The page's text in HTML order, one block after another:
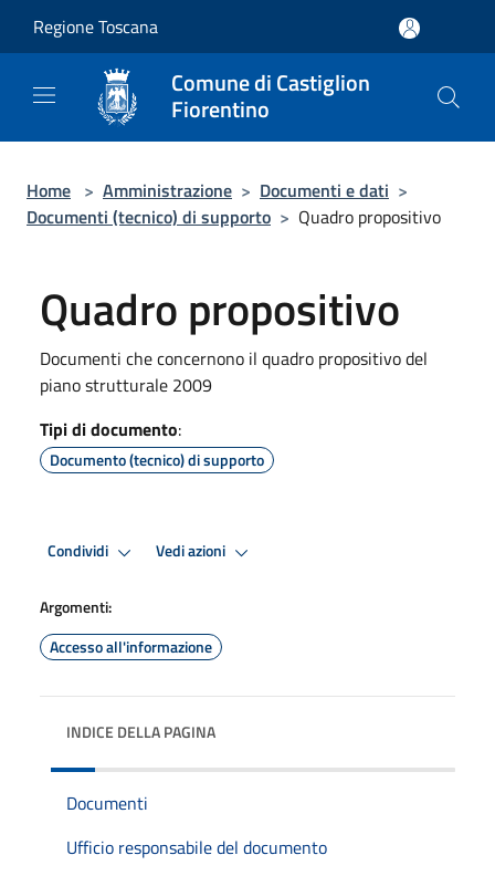
Regione Toscana
Comune di Castiglion
Fiorentino
Home > Amministrazione > Documenti e dati >
Documenti (tecnico) di supporto > Quadro propositivo
Quadro propositivo
Documenti che concernono il quadro propositivo del
piano strutturale 2009
Tipi di documento:
Documento (tecnico) di supporto
Condividi Vedi azioni
Argomenti:
Accesso all'informazione
INDICE DELLA PAGINA
Documenti
Ufficio responsabile del documento